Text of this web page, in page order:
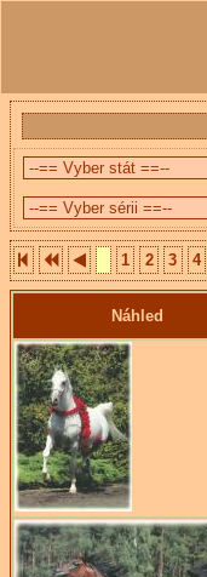
1 2 3 4
Náhled